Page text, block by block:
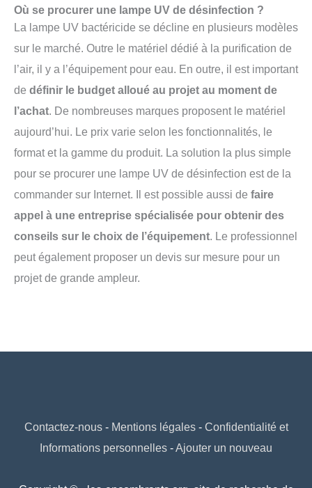
Où se procurer une lampe UV de désinfection ?
La lampe UV bactéricide se décline en plusieurs modèles
sur le marché. Outre le matériel dédié à la purification de
l’air, il y a l’équipement pour eau. En outre, il est important
de définir le budget alloué au projet au moment de
l’achat. De nombreuses marques proposent le matériel
aujourd’hui. Le prix varie selon les fonctionnalités, le
format et la gamme du produit. La solution la plus simple
pour se procurer une lampe UV de désinfection est de la
commander sur Internet. Il est possible aussi de faire
appel à une entreprise spécialisée pour obtenir des
conseils sur le choix de l’équipement. Le professionnel
peut également proposer un devis sur mesure pour un
projet de grande ampleur.
Contactez-nous- Mentions légales- Confidentialité et
Informations personnelles -Ajouter un nouveau